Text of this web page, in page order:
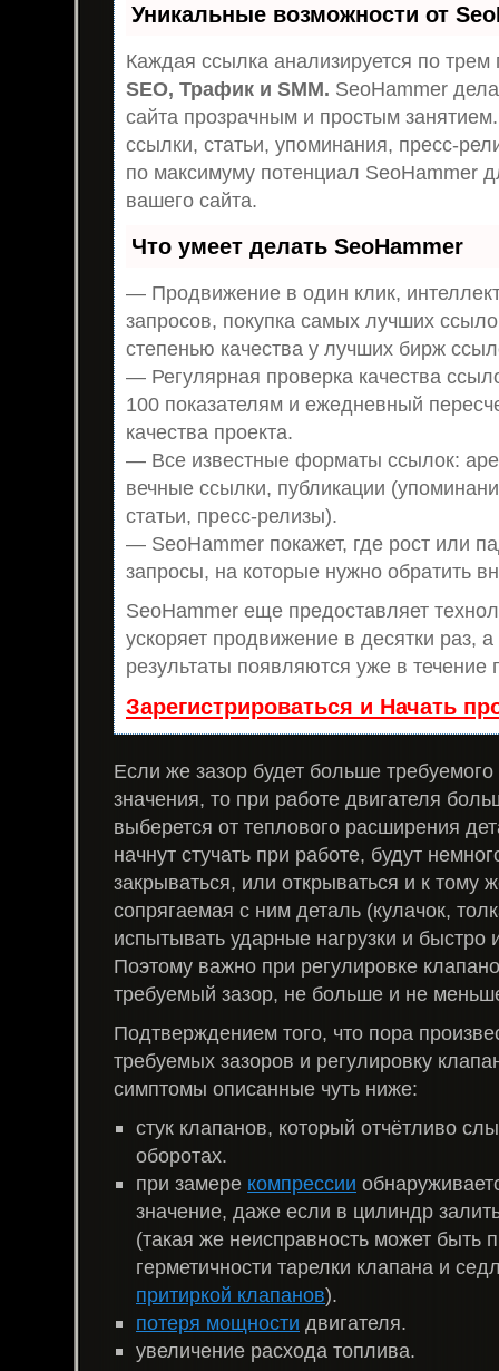
Уникальные возможности от
Каждая ссылка анализируется по трем
SEO, Трафик и SMM. SeoHammer
сайта прозрачным и простым
ссылки, статьи, упоминания, пресс-
по максимуму потенциал SeoHammer
вашего сайта.
Что умеет делать SeoHammer
— Продвижение в один клик,
запросов, покупка самых лучших
степенью качества у лучших бирж
— Регулярная проверка качества
100 показателям и ежедневный
качества проекта.
— Все известные форматы ссылок:
вечные ссылки, публикации
статьи, пресс-релизы).
— SeoHammer покажет, где рост или
запросы, на которые нужно обратить
SeoHammer еще предоставляет
ускоряет продвижение в десятки раз,
результаты появляются уже в течение
Зарегистрироваться и Начать
Если же зазор будет больше
значения, то при работе двигателя
выберется от теплового расширения
начнут стучать при работе, будут
закрываться, или открываться и к тому
сопрягаемая с ним деталь (кулачок,
испытывать ударные нагрузки и быстро
Поэтому важно при регулировке
требуемый зазор, не больше и не
Подтверждением того, что пора
требуемых зазоров и регулировку
симптомы описанные чуть ниже:
стук клапанов, который отчётливо
оборотах.
при замере компрессии
значение, даже если в цилиндр
(такая же неисправность может быть
герметичности тарелки клапана и
притиркой клапанов).
потеря мощности двигателя.
увеличение расхода топлива.